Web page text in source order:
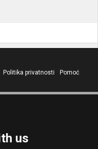
Politika privatnosti
Pomoć
us